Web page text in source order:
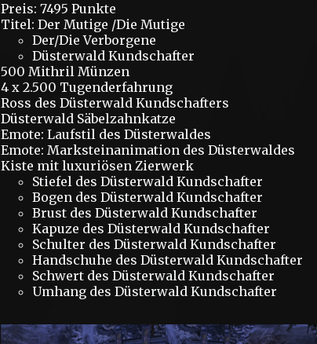
Preis: 7495 Punkte
Titel: Der Mutige /Die Mutige
Der/Die Verborgene
Düsterwald Kundschafter
500 Mithril Münzen
4 x 2.500 Tugenderfahrung
Ross des Düsterwald Kundschafters
Düsterwald Säbelzahnkatze
Emote: Laufstil des Düsterwaldes
Emote: Marksteinanimation des Düsterwaldes
Kiste mit luxuriösen Zierwerk
Stiefel des Düsterwald Kundschafter
Bogen des Düsterwald Kundschafter
Brust des Düsterwald Kundschafter
Kapuze des Düsterwald Kundschafter
Schulter des Düsterwald Kundschafter
Handschuhe des Düsterwald Kundschafter
Schwert des Düsterwald Kundschafter
Umhang des Düsterwald Kundschafter